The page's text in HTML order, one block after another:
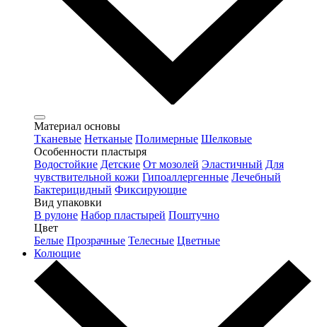
Материал основы
Тканевые Нетканые Полимерные Шелковые
Особенности пластыря
Водостойкие Детские От мозолей Эластичный Для
чувствительной кожи Гипоаллергенные Лечебный
Бактерицидный Фиксирующие
Вид упаковки
В рулоне Набор пластырей Поштучно
Цвет
Белые Прозрачные Телесные Цветные
Колющие